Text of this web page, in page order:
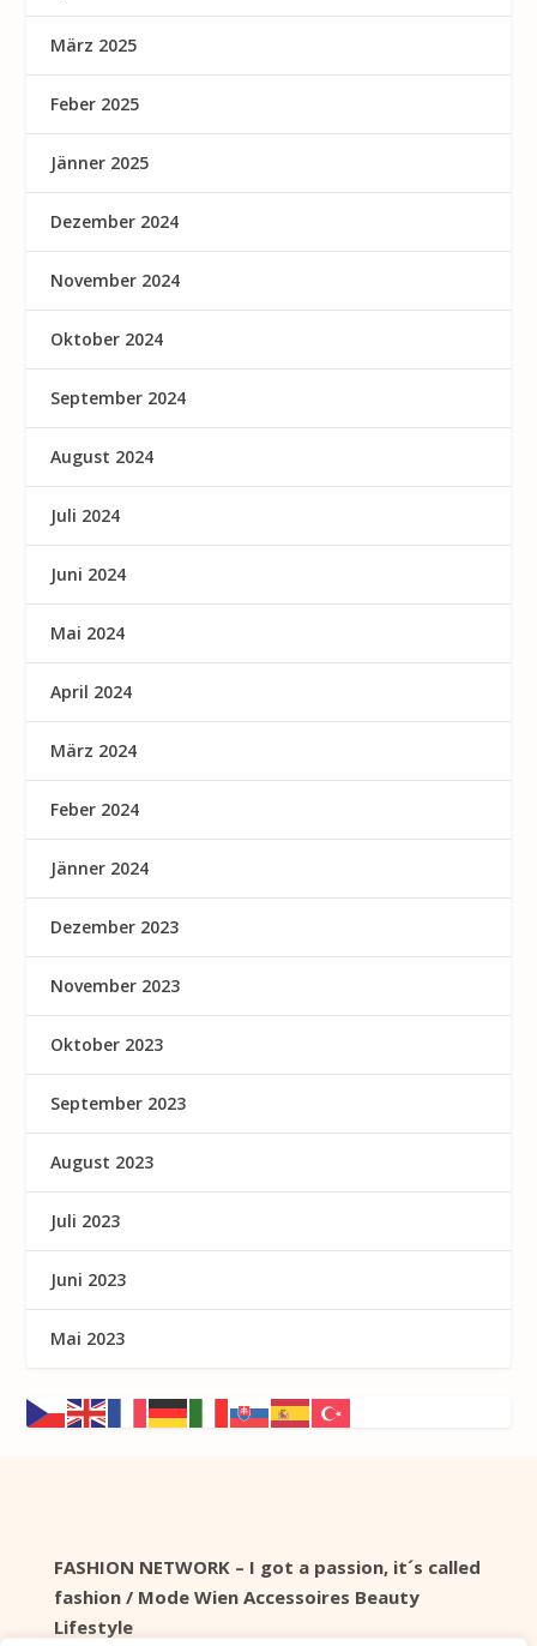
März 2025
Feber 2025
Jänner 2025
Dezember 2024
November 2024
Oktober 2024
September 2024
August 2024
Juli 2024
Juni 2024
Mai 2024
April 2024
März 2024
Feber 2024
Jänner 2024
Dezember 2023
November 2023
Oktober 2023
September 2023
August 2023
Juli 2023
Juni 2023
Mai 2023
FASHION NETWORK – I got a passion, it´s called
fashion / Mode Wien Accessoires Beauty
Lifestyle